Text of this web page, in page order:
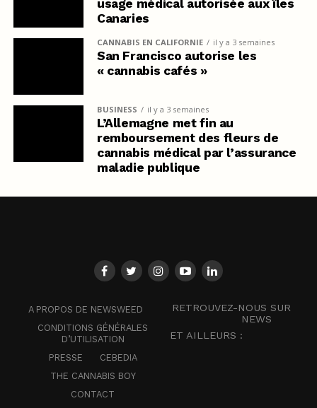
usage médical autorisée aux îles
Canaries
CANNABIS EN CALIFORNIE il y a 3 semaines
San Francisco autorise les
« cannabis cafés »
BUSINESS il y a 3 semaines
L’Allemagne met fin au
remboursement des fleurs de
cannabis médical par l’assurance
maladie publique
A PROPOS DE NEWSWEED
CONDITIONS GÉNÉRALES
D’UTILISATION
PRESSE
CEBEDIA
THE CANNABIS BOY
CONTACT
RETROUVEZ-NOUS SUR
NEWS
ET AILLEURS :